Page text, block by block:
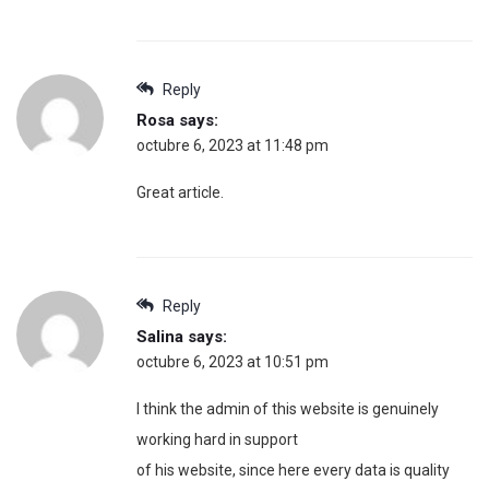
Reply
Rosa says:
octubre 6, 2023 at 11:48 pm
Great article.
Reply
Salina says:
octubre 6, 2023 at 10:51 pm
I think the admin of this website is genuinely
working hard in support
of his website, since here every data is quality